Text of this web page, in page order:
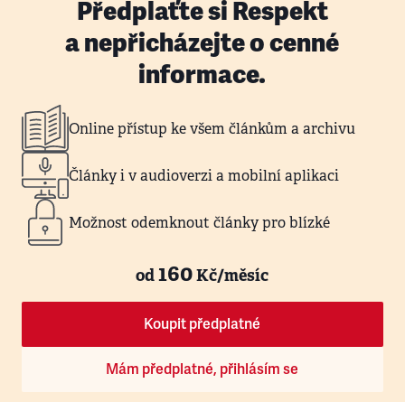
Předplaťte si Respekt
a nepřicházejte o cenné
informace.
Online přístup ke všem článkům a archivu
Články i v audioverzi a mobilní aplikaci
Možnost odemknout články pro blízké
od160Kč/měsíc
Koupit předplatné
Mám předplatné, přihlásím se